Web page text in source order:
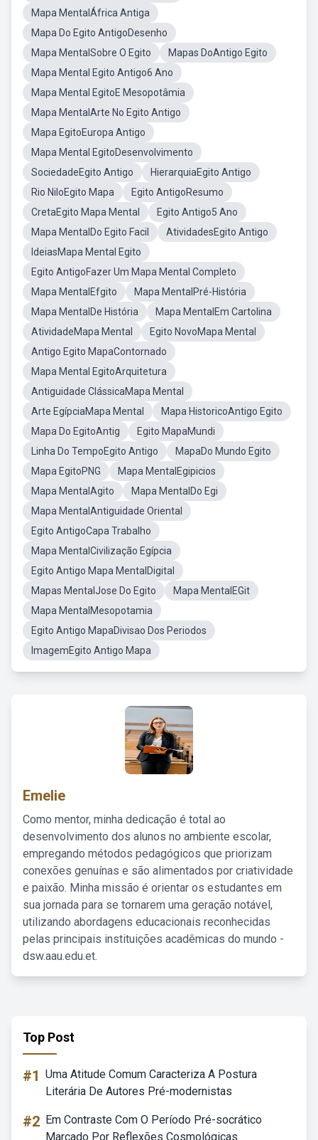
Mapa MentalÁfrica Antiga
Mapa Do Egito AntigoDesenho
Mapa MentalSobre O Egito
Mapas DoAntigo Egito
Mapa Mental Egito Antigo6 Ano
Mapa Mental EgitoE Mesopotâmia
Mapa MentalArte No Egito Antigo
Mapa EgitoEuropa Antigo
Mapa Mental EgitoDesenvolvimento
SociedadeEgito Antigo
HierarquiaEgito Antigo
Rio NiloEgito Mapa
Egito AntigoResumo
CretaEgito Mapa Mental
Egito Antigo5 Ano
Mapa MentalDo Egito Facil
AtividadesEgito Antigo
IdeiasMapa Mental Egito
Egito AntigoFazer Um Mapa Mental Completo
Mapa MentalEfgito
Mapa MentalPré-História
Mapa MentalDe História
Mapa MentalEm Cartolina
AtividadeMapa Mental
Egito NovoMapa Mental
Antigo Egito MapaContornado
Mapa Mental EgitoArquitetura
Antiguidade ClássicaMapa Mental
Arte EgípciaMapa Mental
Mapa HistoricoAntigo Egito
Mapa Do EgitoAntig
Egito MapaMundi
Linha Do TempoEgito Antigo
MapaDo Mundo Egito
Mapa EgitoPNG
Mapa MentalEgipicios
Mapa MentalAgito
Mapa MentalDo Egi
Mapa MentalAntiguidade Oriental
Egito AntigoCapa Trabalho
Mapa MentalCivilização Egípcia
Egito Antigo Mapa MentalDigital
Mapas MentalJose Do Egito
Mapa MentalEGit
Mapa MentalMesopotamia
Egito Antigo MapaDivisao Dos Periodos
ImagemEgito Antigo Mapa
Emelie
Como mentor, minha dedicação é total ao
desenvolvimento dos alunos no ambiente escolar,
empregando métodos pedagógicos que priorizam
conexões genuínas e são alimentados por criatividade
e paixão. Minha missão é orientar os estudantes em
sua jornada para se tornarem uma geração notável,
utilizando abordagens educacionais reconhecidas
pelas principais instituições acadêmicas do mundo -
dsw.aau.edu.et.
Top Post
#1 Uma Atitude Comum Caracteriza A Postura
Literária De Autores Pré-modernistas
#2 Em Contraste Com O Período Pré-socrático
Marcado Por Reflexões Cosmológicas